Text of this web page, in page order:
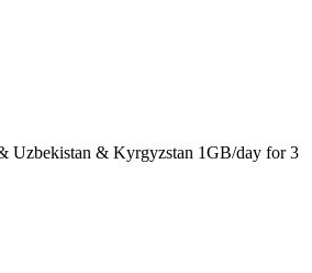
Uzbekistan & Kyrgyzstan 1GB/day for 3